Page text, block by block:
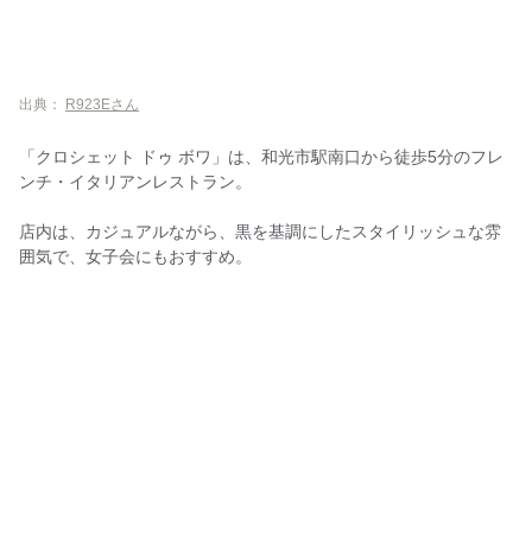
とんかつ けやき
樹真
そばもん
出典： R923Eさん
「クロシェット ドゥ ボワ」は、和光市駅南口から徒歩5分のフレ
ンチ・イタリアンレストラン。
店内は、カジュアルながら、黒を基調にしたスタイリッシュな雰
囲気で、女子会にもおすすめ。